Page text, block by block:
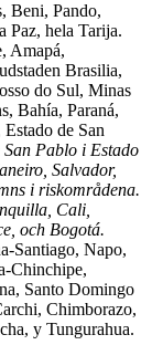
Beni, Pando,
Paz, hela Tarija.
Amapá,
Brasilia,
do Sul, Minas
Bahía, Paraná,
de San
Pablo i Estado
Salvador,
i riskområdena.
Cali,
och Bogotá.
Santiago, Napo,
Chinchipe,
Santo Domingo
Chimborazo,
y Tungurahua.